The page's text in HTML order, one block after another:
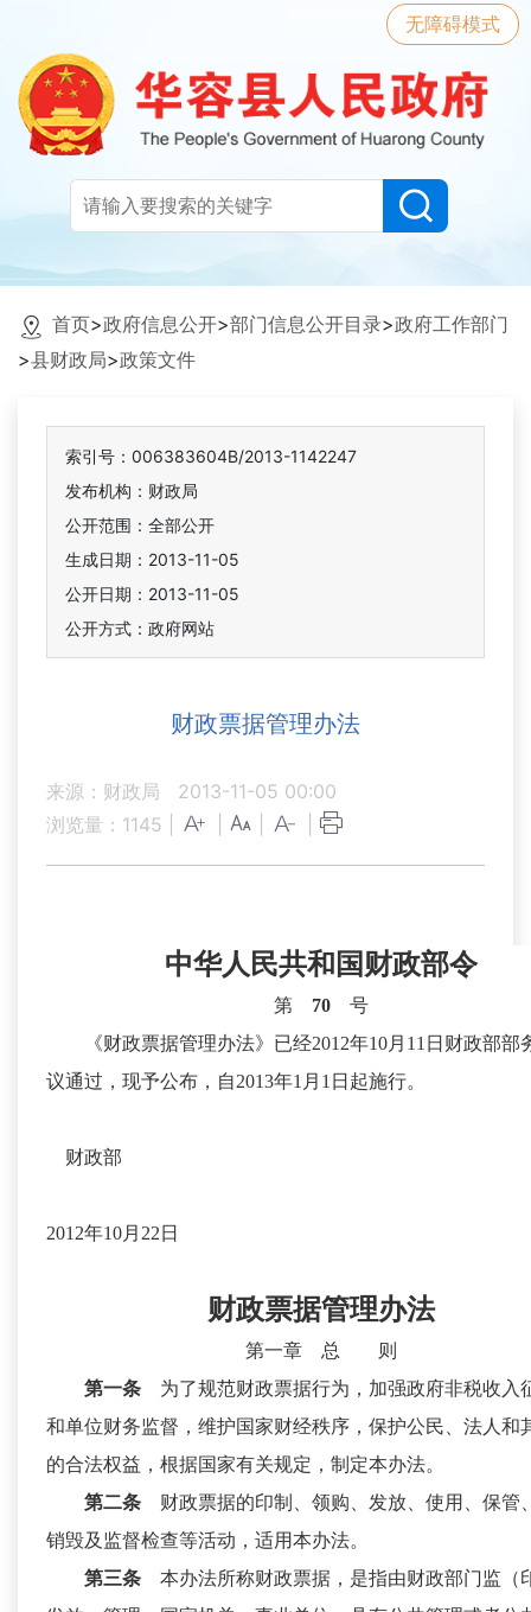
无障碍模式
首页>政府信息公开>部门信息公开目录>政府工作部门
>县财政局>政策文件
索引号：006383604B/2013-1142247
发布机构：财政局
公开范围：全部公开
生成日期：2013-11-05
公开日期：2013-11-05
公开方式：政府网站
财政票据管理办法
来源：财政局
2013-11-05 00:00
浏览量： 1145
中华人民共和国财政部令
第 70 号
《财政票据管理办法》已经2012年10月11日财政部部
议通过，现予公布，自2013年1月1日起施行。
财政部
2012年10月22日
财政票据管理办法
第一章 总 则
第一条 为了规范财政票据行为，加强政府非税收入
和单位财务监督，维护国家财经秩序，保护公民、法人和
的合法权益，根据国家有关规定，制定本办法。
第二条 财政票据的印制、领购、发放、使用、保管
销毁及监督检查等活动，适用本办法。
第三条 本办法所称财政票据，是指由财政部门监（